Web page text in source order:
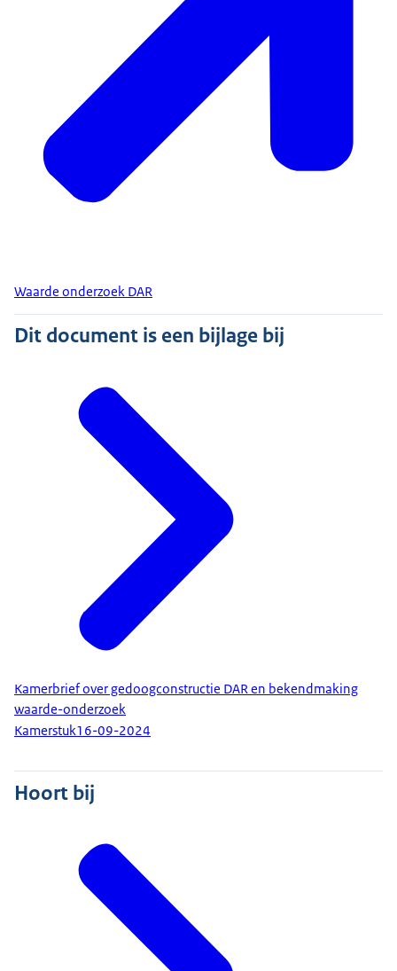
Waarde onderzoek DAR
Dit document is een bijlage bij
Kamerbrief over gedoogconstructie DAR en bekendmaking
waarde-onderzoek
Kamerstuk16-09-2024
Hoort bij